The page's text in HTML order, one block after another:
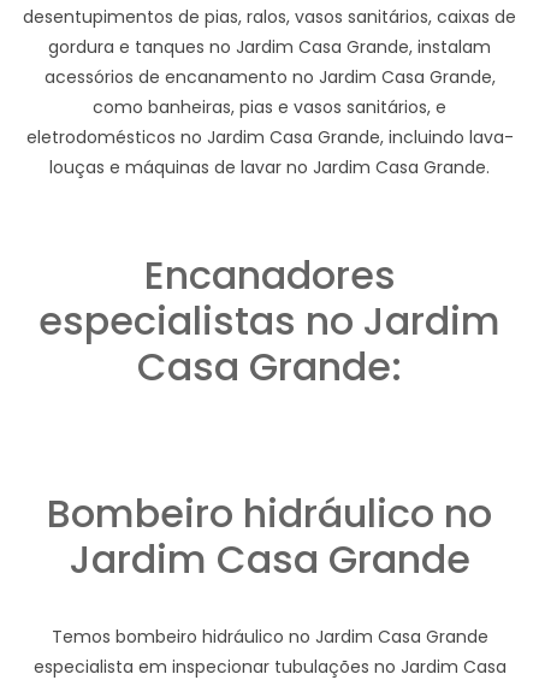
desentupimentos de pias, ralos, vasos sanitários, caixas de
gordura e tanques no Jardim Casa Grande, instalam
acessórios de encanamento no Jardim Casa Grande,
como banheiras, pias e vasos sanitários, e
eletrodomésticos no Jardim Casa Grande, incluindo lava-
louças e máquinas de lavar no Jardim Casa Grande.
Encanadores
especialistas no Jardim
Casa Grande:
Bombeiro hidráulico no
Jardim Casa Grande
Temos bombeiro hidráulico no Jardim Casa Grande
especialista em inspecionar tubulações no Jardim Casa